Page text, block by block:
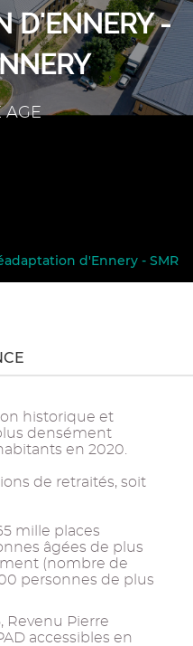
D'ENNERY -
AGE
géréesd'Ennery - SMR
historique et
densément
en 2020.
de retraités, soit
mille places
âgées de plus
(nombre de
personnes de plus
Revenu Pierre
accessibles en